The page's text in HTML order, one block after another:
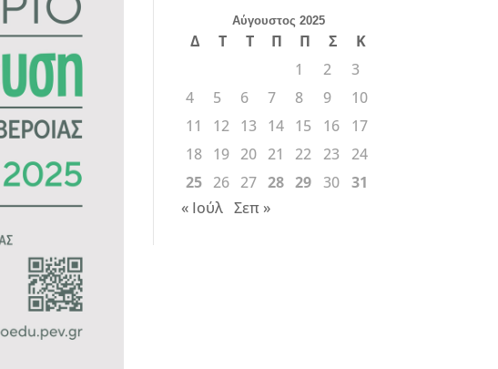
Αύγουστος 2025
Δ Τ Τ Π Π Σ
Κ
1
2
3
4
5 6 7 8 9
10
11
12 13 14 15 16
17
18 19 20 21 22 23
24
25 26 27 28 29 30
31
« Ιούλ Σεπ »